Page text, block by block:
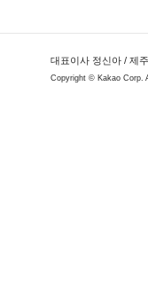
대표이사 정신아 / 제
Copyright © Kakao Corp.